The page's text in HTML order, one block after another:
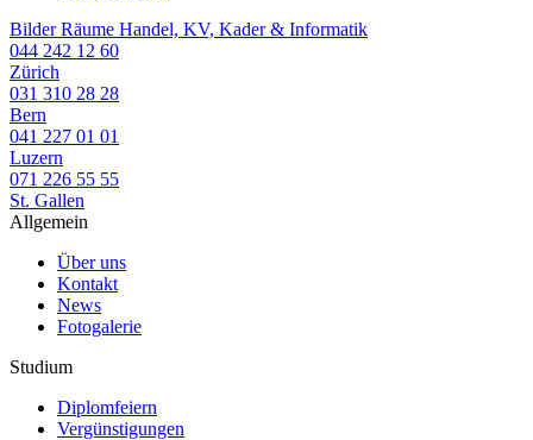
Bilder Räume Handel, KV, Kader & Informatik
044 242 12 60
Zürich
031 310 28 28
Bern
041 227 01 01
Luzern
071 226 55 55
St. Gallen
Allgemein
Über uns
Kontakt
News
Fotogalerie
Studium
Diplomfeiern
Vergünstigungen